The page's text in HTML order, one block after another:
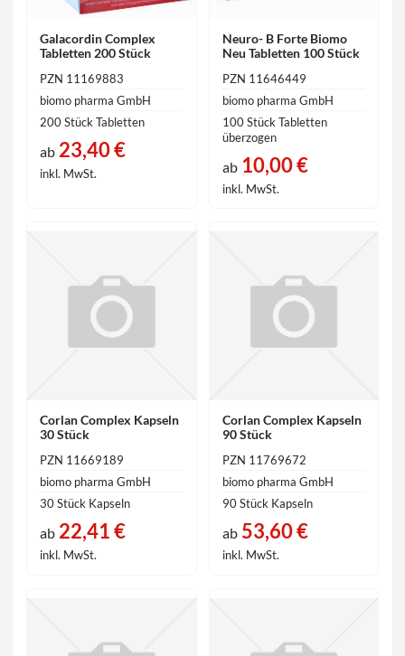
Galacordin Complex
Tabletten 200 Stück
PZN 11169883
biomo pharma GmbH
200 Stück Tabletten
ab 23,40 €
inkl. MwSt.
Neuro- B Forte Biomo
Neu Tabletten 100 Stück
PZN 11646449
biomo pharma GmbH
100 Stück Tabletten
überzogen
ab10,00 €
inkl. MwSt.
Corlan Complex Kapseln
30 Stück
PZN 11669189
biomo pharma GmbH
30 Stück Kapseln
ab 22,41 €
inkl. MwSt.
Corlan Complex Kapseln
90 Stück
PZN 11769672
biomo pharma GmbH
90 Stück Kapseln
ab53,60 €
inkl. MwSt.